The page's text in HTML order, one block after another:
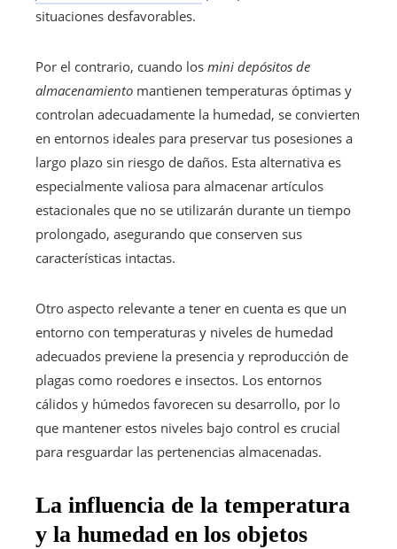
situaciones desfavorables.
Por el contrario, cuando los mini depósitos de
almacenamiento mantienen temperaturas óptimas y
controlan adecuadamente la humedad, se convierten
en entornos ideales para preservar tus posesiones a
largo plazo sin riesgo de daños. Esta alternativa es
especialmente valiosa para almacenar artículos
estacionales que no se utilizarán durante un tiempo
prolongado, asegurando que conserven sus
características intactas.
Otro aspecto relevante a tener en cuenta es que un
entorno con temperaturas y niveles de humedad
adecuados previene la presencia y reproducción de
plagas como roedores e insectos. Los entornos
cálidos y húmedos favorecen su desarrollo, por lo
que mantener estos niveles bajo control es crucial
para resguardar las pertenencias almacenadas.
La influencia de la temperatura
y la humedad en los objetos